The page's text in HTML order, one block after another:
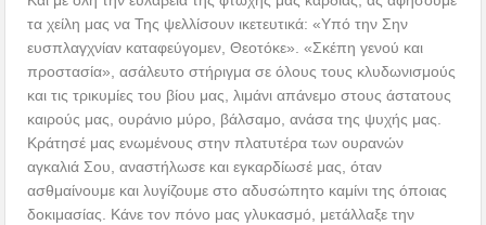
τα χείλη μας να Της ψελλίσουν ικετευτικά: «Υπό την Σην
ευσπλαγχνίαν καταφεύγομεν, Θεοτόκε». «Σκέπη γενού και
προστασία», ασάλευτο στήριγμα σε όλους τους κλυδωνισμούς
και τις τρικυμίες του βίου μας, λιμάνι απάνεμο στους άστατους
καιρούς μας, ουράνιο μύρο, βάλσαμο, ανάσα της ψυχής μας.
Κράτησέ μας ενωμένους στην πλατυτέρα των ουρανών
αγκαλιά Σου, αναστήλωσε και εγκαρδίωσέ μας, όταν
ασθμαίνουμε και λυγίζουμε στο αδυσώπητο καμίνι της όποιας
δοκιμασίας. Κάνε τον πόνο μας γλυκασμό, μετάλλαξε την